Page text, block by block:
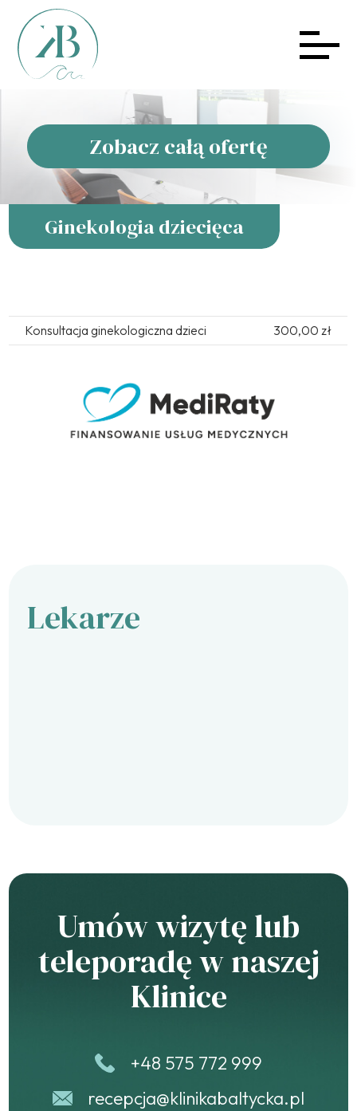
Zobacz całą ofertę
Ginekologia dziecięca
Konsultacja ginekologiczna dzieci 300,00 zł
Lekarze
Umów wizytę lub
teleporadę w naszej
Klinice
+48 575 772 999
recepcja@klinikabaltycka.pl